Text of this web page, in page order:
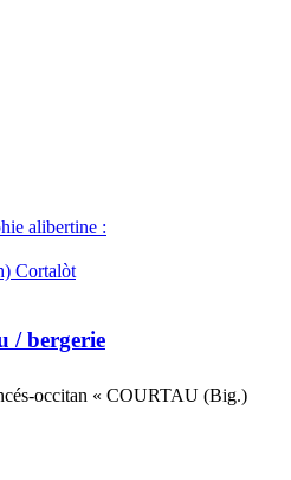
alibertine :
Cortalòt
/ bergerie
occitan « COURTAU (Big.)